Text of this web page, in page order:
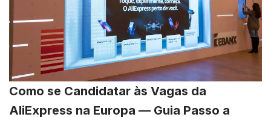
Como se Candidatar às Vagas da
AliExpress na Europa — Guia Passo a